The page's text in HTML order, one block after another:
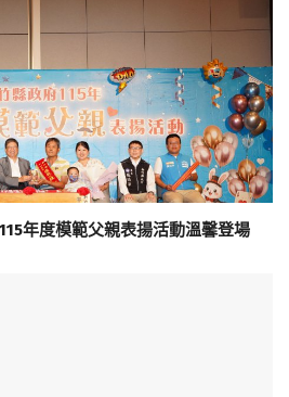
年度模範父親表揚活動溫馨登場